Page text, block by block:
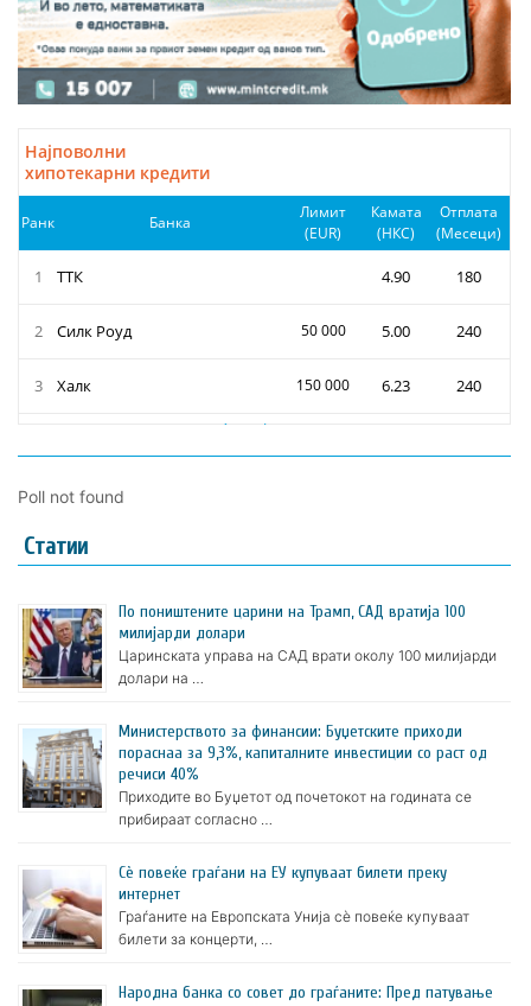
Poll not found
Статии
По поништените царини на Трамп, САД вратија 100
милијарди долари
Царинската управа на САД врати околу 100 милијарди
долари на …
Министерството за финансии: Буџетските приходи
пораснаа за 9,3%, капиталните инвестиции со раст од
речиси 40%
Приходите во Буџетот од почетокот на годината се
прибираат согласно …
Сè повеќе граѓани на ЕУ купуваат билети преку
интернет
Граѓаните на Европската Унија сè повеќе купуваат
билети за концерти, …
Народна банка со совет до граѓаните: Пред патување